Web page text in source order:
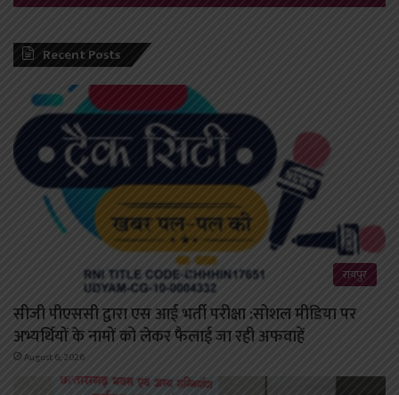
Recent Posts
रायपुर
सीजी पीएससी द्वारा एस आई भर्ती परीक्षा :सोशल मीडिया पर
अभ्यर्थियों के नामों को लेकर फैलाई जा रही अफवाहें
August 6, 2026